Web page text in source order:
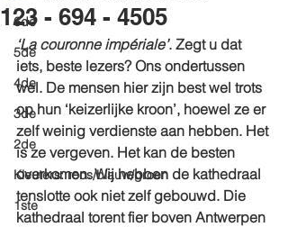
6de
5de
4de
3de
2de
Kleuters: roos/blauw/groen
1ste
123 - 694 - 4505
‘La couronne impériale’. Zegt u dat
iets, beste lezers? Ons ondertussen
wel. De mensen hier zijn best wel trots
op hun ‘keizerlijke kroon’, hoewel ze er
zelf weinig verdienste aan hebben. Het
is ze vergeven. Het kan de besten
overkomen. Wij hebben de kathedraal
tenslotte ook niet zelf gebouwd. Die
kathedraal torent fier boven Antwerpen